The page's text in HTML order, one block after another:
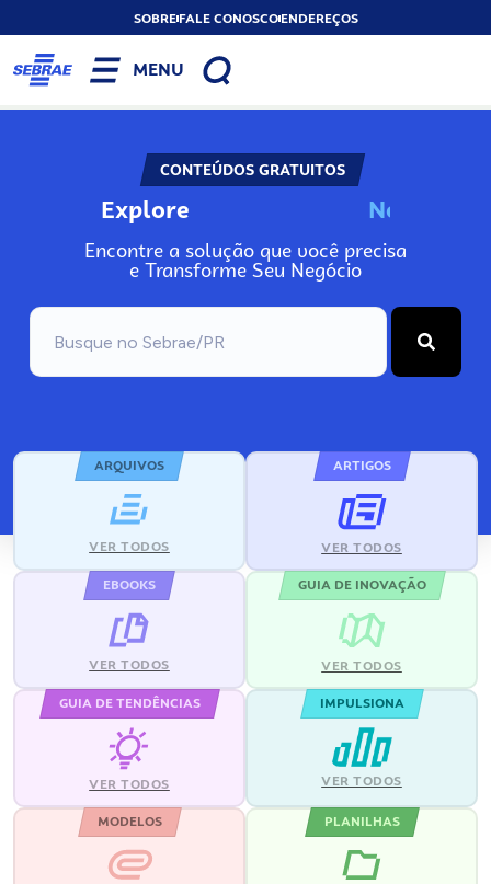
SOBREFALE CONOSCOENDEREÇOS
MENU
CONTEÚDOS GRATUITOS
Explore No
Encontre a solução que você precisa
e Transforme Seu Negócio
ARQUIVOS
VER TODOS
ARTIGOS
VER TODOS
EBOOKS
VER TODOS
GUIA DE INOVAÇÃO
VER TODOS
GUIA DE TENDÊNCIAS
VER TODOS
IMPULSIONA
VER TODOS
MODELOS PLANILHAS